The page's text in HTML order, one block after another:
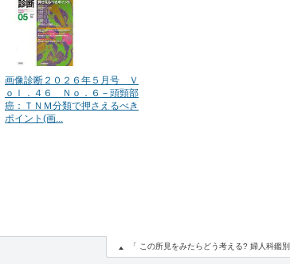
画像診断２０２６年５月号 Ｖ
ｏｌ．４６ Ｎｏ．６－頭頸部
癌：ＴＮＭ分類で押さえるべき
ポイント(画...
「 この所見をみたらどう考える? 婦人科